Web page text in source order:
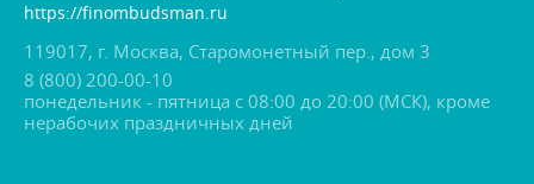
https://finombudsman.ru
119017, г. Москва, Старомонетный пер., дом 3
8 (800) 200-00-10
понедельник - пятница с 08:00 до 20:00 (МСК), кроме
нерабочих праздничных дней